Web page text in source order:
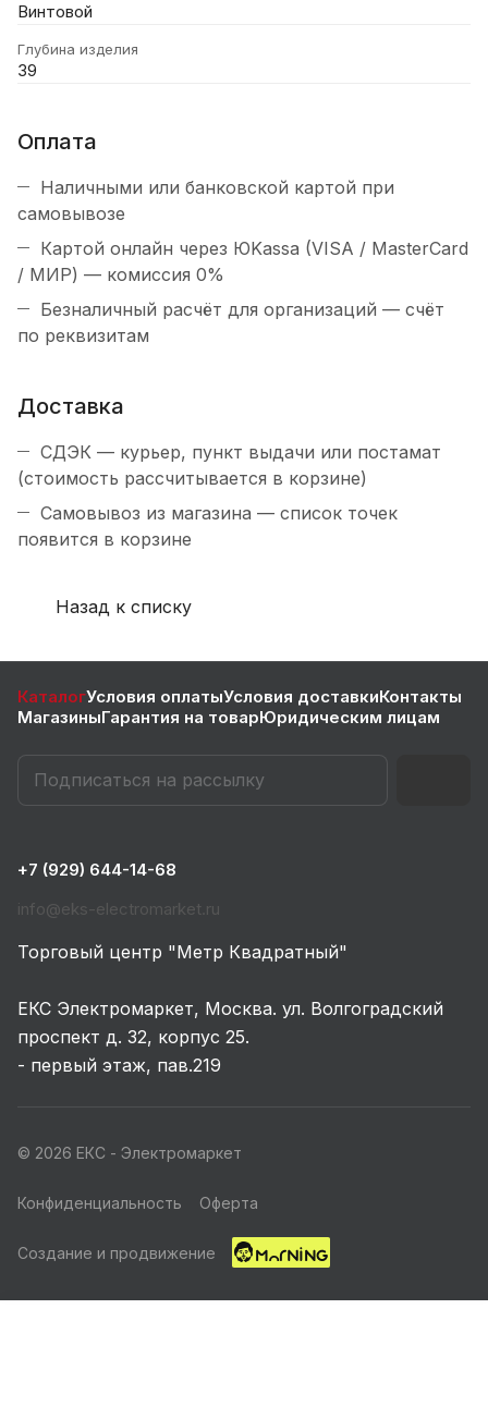
Винтовой
Глубина изделия
39
Оплата
Наличными или банковской картой при
самовывозе
Картой онлайн через ЮKassa (VISA / MasterCard
/ МИР) — комиссия 0%
Безналичный расчёт для организаций — счёт
по реквизитам
Доставка
СДЭК — курьер, пункт выдачи или постамат
(стоимость рассчитывается в корзине)
Самовывоз из магазина — список точек
появится в корзине
Назад к списку
КаталогУсловия оплатыУсловия доставкиКонтакты
МагазиныГарантия на товарЮридическим лицам
+7 (929) 644-14-68
info@eks-electromarket.ru
Торговый центр "Метр Квадратный"
ЕКС Электромаркет, Москва. ул. Волгоградский
проспект д. 32, корпус 25.
- первый этаж, пав.219
© 2026 ЕКС - Электромаркет
Конфиденциальность Оферта
Создание и продвижение